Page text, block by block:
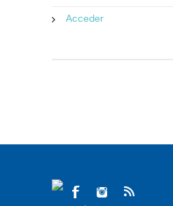
Acceder